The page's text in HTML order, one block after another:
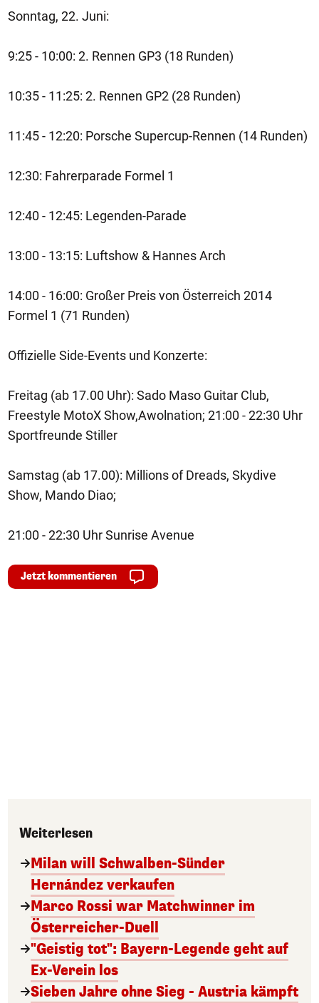
Sonntag, 22. Juni:
9:25 - 10:00: 2. Rennen GP3 (18 Runden)
10:35 - 11:25: 2. Rennen GP2 (28 Runden)
11:45 - 12:20: Porsche Supercup-Rennen (14 Runden)
12:30: Fahrerparade Formel 1
12:40 - 12:45: Legenden-Parade
13:00 - 13:15: Luftshow & Hannes Arch
14:00 - 16:00: Großer Preis von Österreich 2014
Formel 1 (71 Runden)
Offizielle Side-Events und Konzerte:
Freitag (ab 17.00 Uhr): Sado Maso Guitar Club,
Freestyle MotoX Show,Awolnation; 21:00 - 22:30 Uhr
Sportfreunde Stiller
Samstag (ab 17.00): Millions of Dreads, Skydive
Show, Mando Diao;
21:00 - 22:30 Uhr Sunrise Avenue
Jetzt kommentieren
Weiterlesen
Milan will Schwalben-Sünder
Hernández verkaufen
Marco Rossi war Matchwinner im
Österreicher-Duell
"Geistig tot": Bayern-Legende geht auf
Ex-Verein los
Sieben Jahre ohne Sieg - Austria kämpft